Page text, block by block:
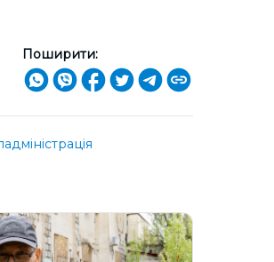
Поширити: